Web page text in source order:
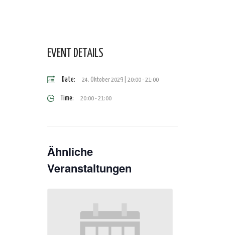
EVENT DETAILS
Date: 24. Oktober 2029 | 20:00-21:00
Time: 20:00 - 21:00
Ähnliche
Veranstaltungen